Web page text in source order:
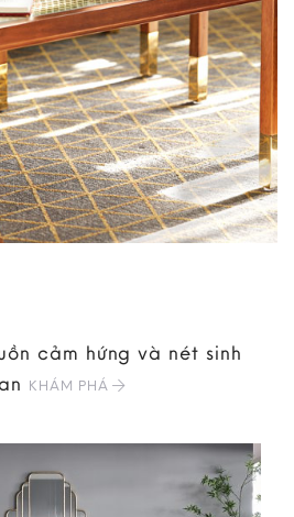
cảm hứng và nét sinh
KHÁM PHÁ